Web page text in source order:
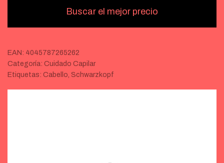
Buscar el mejor precio
EAN: 4045787265262
Categoría: Cuidado Capilar
Etiquetas: Cabello, Schwarzkopf